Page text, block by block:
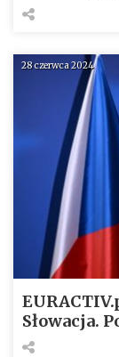
28 czerwca 2024
Słowacja.